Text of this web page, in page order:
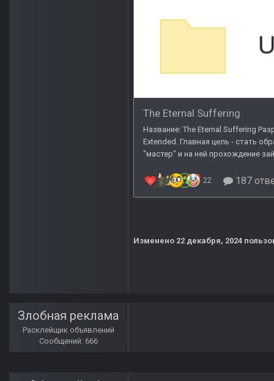
Изменено 22 декабря, 2024
Злобная реклама
Расклейщик объявлений
Сообщений: 666